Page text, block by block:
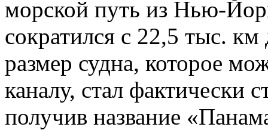
морской путь из Нью-
сократился с 22,5 тыс.
размер судна, которое
каналу, стал фактически
получив название